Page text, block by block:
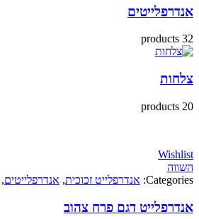
אנדרפלייט זכוכית ,אנדרפלייטים,צלחות
דגם פרח צהוב